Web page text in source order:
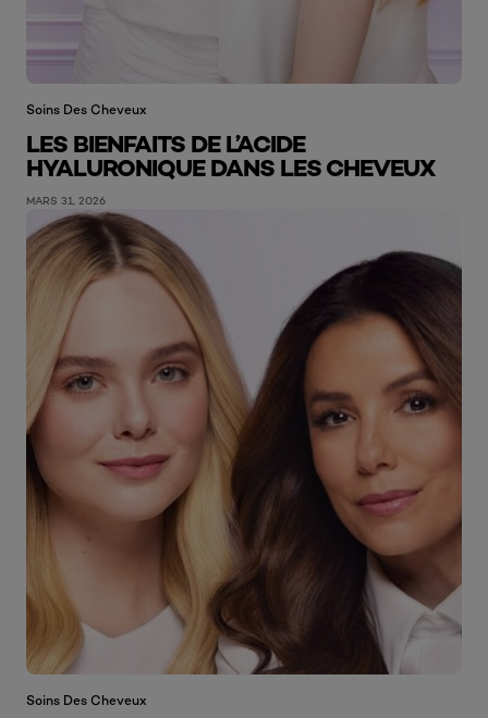
Soins Des Cheveux
LES BIENFAITS DE L’ACIDE
HYALURONIQUE DANS LES CHEVEUX
MARS 31, 2026
Soins Des Cheveux